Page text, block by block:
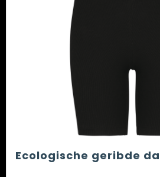
Ecologische geribde